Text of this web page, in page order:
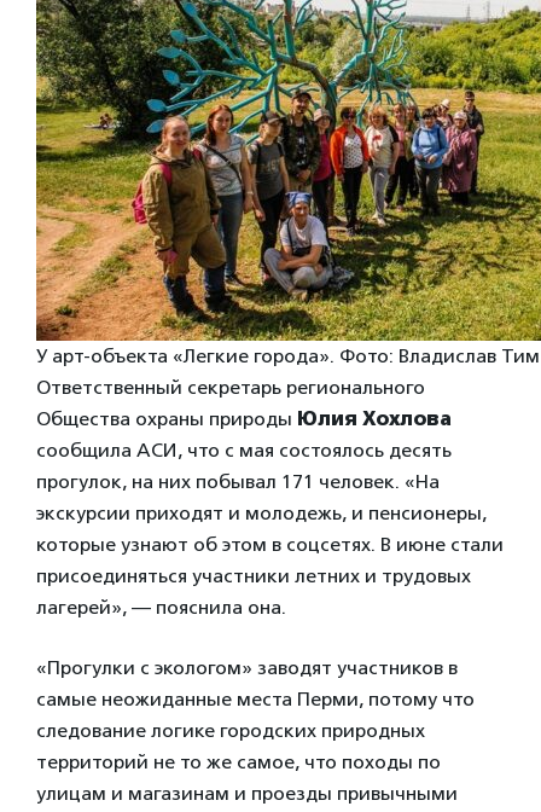
У арт-объекта «Легкие города». Фото: Владислав
Ответственный секретарь регионального
Общества охраны природы Юлия Хохлова
сообщила АСИ, что с мая состоялось десять
прогулок, на них побывал 171 человек. «На
экскурсии приходят и молодежь, и пенсионеры,
которые узнают об этом в соцсетях. В июне стали
присоединяться участники летних и трудовых
лагерей», — пояснила она.
«Прогулки с экологом» заводят участников в
самые неожиданные места Перми, потому что
следование логике городских природных
территорий не то же самое, что походы по
улицам и магазинам и проезды привычными